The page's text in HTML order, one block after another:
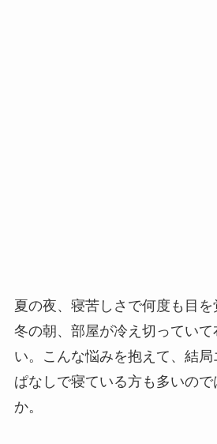
夏の夜、寝苦しさで何度も目を
冬の朝、部屋が冷え切ってい
い。こんな悩みを抱えて、結
ぱなしで寝ている方も多いので
か。